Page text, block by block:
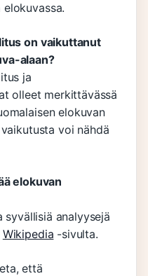
on vaikuttanut
alaan?
ja
olleet merkittävässä
elokuvan
voi nähdä
elokuvan
syvällisiä analyysejä
Wikipedia -sivulta.
että